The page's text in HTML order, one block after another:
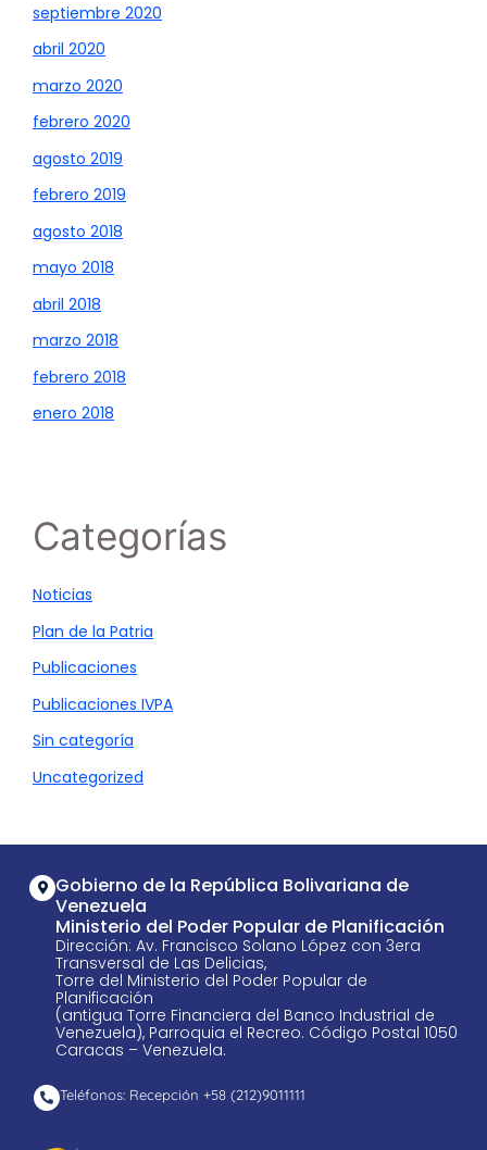
septiembre 2020
abril 2020
marzo 2020
febrero 2020
agosto 2019
febrero 2019
agosto 2018
mayo 2018
abril 2018
marzo 2018
febrero 2018
enero 2018
Categorías
Noticias
Plan de la Patria
Publicaciones
Publicaciones IVPA
Sin categoría
Uncategorized
Gobierno de la República Bolivariana de
Venezuela
Ministerio del Poder Popular de Planificación
Dirección: Av. Francisco Solano López con 3era
Transversal de Las Delicias,
Torre del Ministerio del Poder Popular de
Planificación
(antigua Torre Financiera del Banco Industrial de
Venezuela), Parroquia el Recreo. Código Postal 1050
Caracas – Venezuela.
Teléfonos: Recepción +58 ​(212)9011111